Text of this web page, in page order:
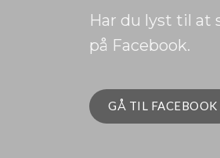
Har du lyst til at
på Facebook.
GÅ TIL FACEBOOK​